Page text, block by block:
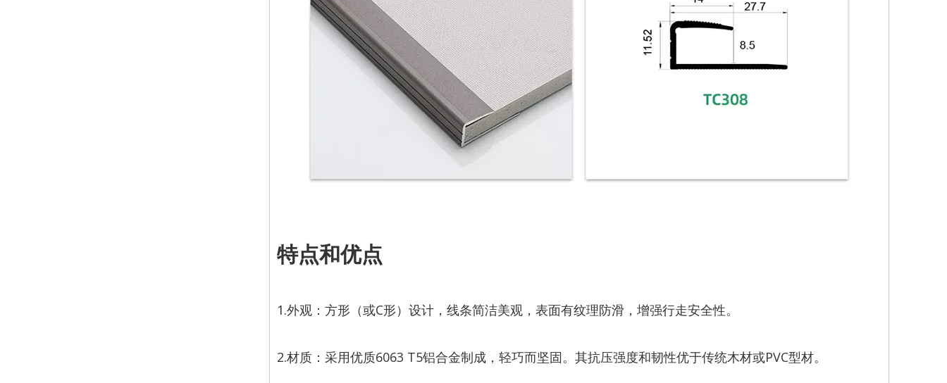
特点和优点
1.外观：方形（或C形）设计，线条简洁美观，表面有纹理防滑，增强行走安全性。
2.材质：采用优质6063 T5铝合金制成，轻巧而坚固。其抗压强度和韧性优于传统木材或PVC型材。